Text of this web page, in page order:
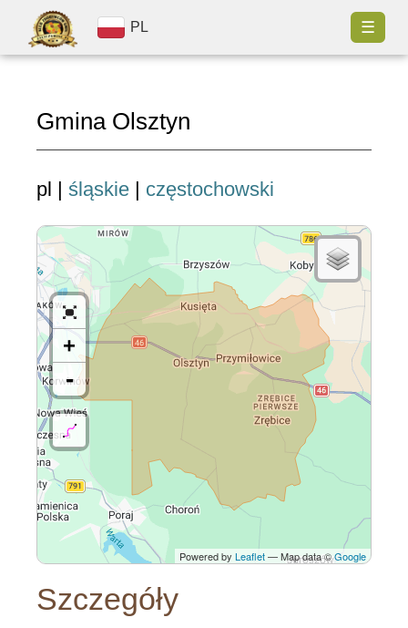
PL ☰
Gmina Olsztyn
pl | śląskie | częstochowski
+
-
Powered by Leaflet— Map data ©Google
Szczegóły